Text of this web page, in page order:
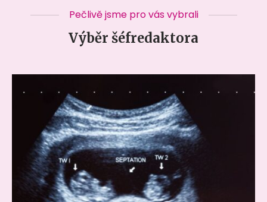
Pečlivě jsme pro vás vybrali
Výběr šéfredaktora